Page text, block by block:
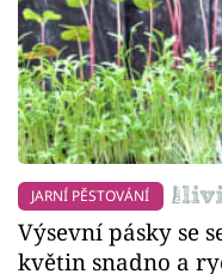
JARNÍ PĚSTOVÁNÍ
Výsevní pásky se
květin snadno a